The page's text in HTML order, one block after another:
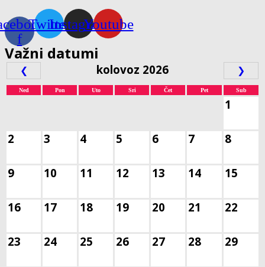
f
TwitterInstagramYoutube
Važni datumi
❮ kolovoz 2026 ❯
Ned Pon Uto Sri Čet Pet Sub
1
2 3 4 5 6 7 8
9 10 11 12 13 14 15
16 17 18 19 20 21 22
23 24 25 26 27 28 29